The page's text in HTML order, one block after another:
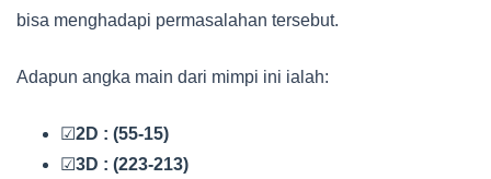
bisa menghadapi permasalahan tersebut.
Adapun angka main dari mimpi ini ialah:
☑2D : (55-15)
☑3D : (223-213)